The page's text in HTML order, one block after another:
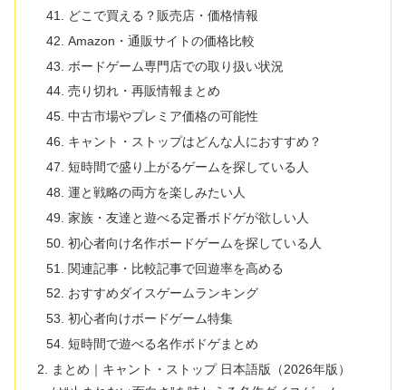
どこで買える？販売店・価格情報
Amazon・通販サイトの価格比較
ボードゲーム専門店での取り扱い状況
売り切れ・再販情報まとめ
中古市場やプレミア価格の可能性
キャント・ストップはどんな人におすすめ？
短時間で盛り上がるゲームを探している人
運と戦略の両方を楽しみたい人
家族・友達と遊べる定番ボドゲが欲しい人
初心者向け名作ボードゲームを探している人
関連記事・比較記事で回遊率を高める
おすすめダイスゲームランキング
初心者向けボードゲーム特集
短時間で遊べる名作ボドゲまとめ
まとめ｜キャント・ストップ 日本語版（2026年版）